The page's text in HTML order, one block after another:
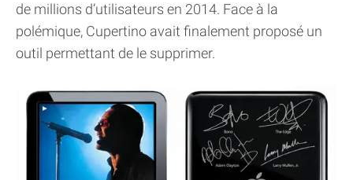
de millions d’utilisateurs en 2014. Face à la
polémique, Cupertino avait finalement proposé un
outil permettant de le supprimer.